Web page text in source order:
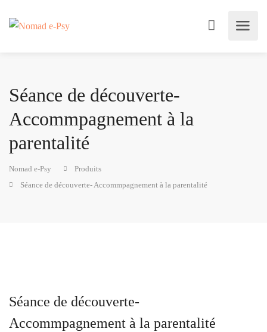
Séance de découverte-
Accommpagnement à la
parentalité
Nomad e-Psy
Produits
Séance de découverte- Accommpagnement à la parentalité
Séance de découverte-
Accommpagnement à la parentalité